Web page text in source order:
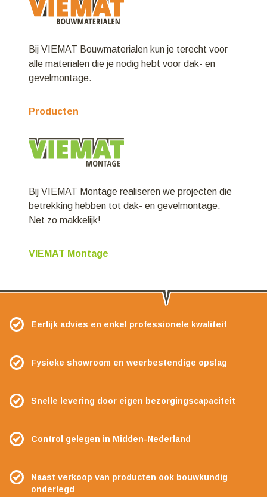
Bij VIEMAT Bouwmaterialen kun je terecht voor
alle materialen die je nodig hebt voor dak- en
gevelmontage.
Producten
Bij VIEMAT Montage realiseren we projecten die
betrekking hebben tot dak- en gevelmontage.
Net zo makkelijk!
VIEMAT Montage
Eerlijk advies en enkel professionele kwaliteit
Fysieke showroom en weerbestendige opslag
Snelle levering door eigen bezorgingscapaciteit
Control gelegen in Midden-Nederland
Naast verkoop van producten ook bouwkundig
onderlegd